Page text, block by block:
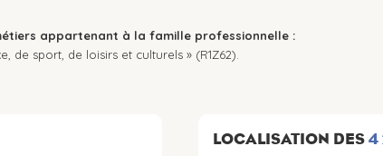
appartenant à la famille professionnelle :
de sport, de loisirs et culturels » (R1Z62).
LOCALISATION DES4